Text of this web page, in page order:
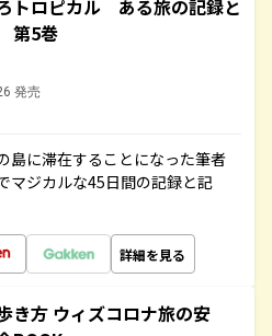
トロピカル ある旅の記録と
第5巻
発売
島に滞在することになった筆者
マジカルな45日間の記録と記
詳細を見る
き方 ウィズコロナ旅の安